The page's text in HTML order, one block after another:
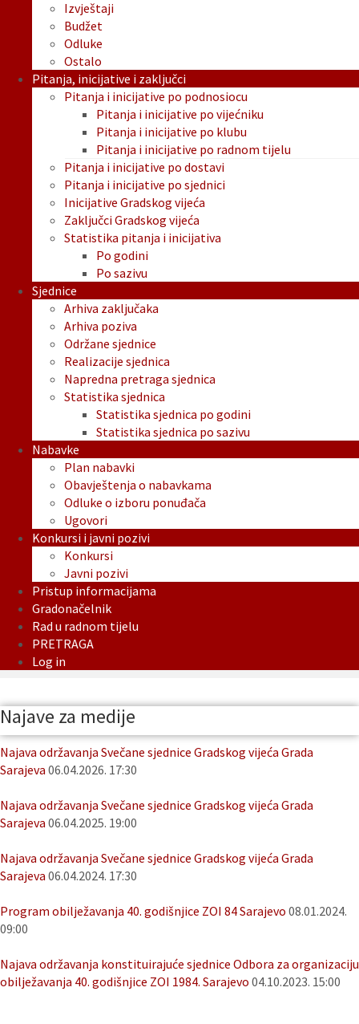
Izvještaji
Budžet
Odluke
Ostalo
Pitanja, inicijative i zaključci
Pitanja i inicijative po podnosiocu
Pitanja i inicijative po vijećniku
Pitanja i inicijative po klubu
Pitanja i inicijative po radnom tijelu
Pitanja i inicijative po dostavi
Pitanja i inicijative po sjednici
Inicijative Gradskog vijeća
Zaključci Gradskog vijeća
Statistika pitanja i inicijativa
Po godini
Po sazivu
Sjednice
Arhiva zaključaka
Arhiva poziva
Održane sjednice
Realizacije sjednica
Napredna pretraga sjednica
Statistika sjednica
Statistika sjednica po godini
Statistika sjednica po sazivu
Nabavke
Plan nabavki
Obavještenja o nabavkama
Odluke o izboru ponuđača
Ugovori
Konkursi i javni pozivi
Konkursi
Javni pozivi
Pristup informacijama
Gradonačelnik
Rad u radnom tijelu
PRETRAGA
Log in
Najave za medije
Najava održavanja Svečane sjednice Gradskog vijeća Grada
Sarajeva 06.04.2026. 17:30
Najava održavanja Svečane sjednice Gradskog vijeća Grada
Sarajeva 06.04.2025. 19:00
Najava održavanja Svečane sjednice Gradskog vijeća Grada
Sarajeva 06.04.2024. 17:30
Program obilježavanja 40. godišnjice ZOI 84 Sarajevo 08.01.2024.
09:00
Najava održavanja konstituirajuće sjednice Odbora za organizaciju
obilježavanja 40. godišnjice ZOI 1984. Sarajevo 04.10.2023. 15:00